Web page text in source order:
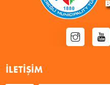
İLETIŞIM